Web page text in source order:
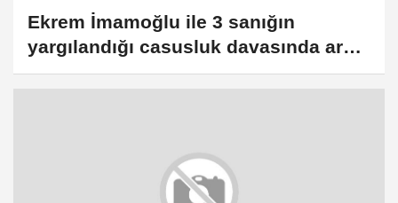
Ekrem İmamoğlu ile 3 sanığın
yargılandığı casusluk davasında ara
karar açıklandı